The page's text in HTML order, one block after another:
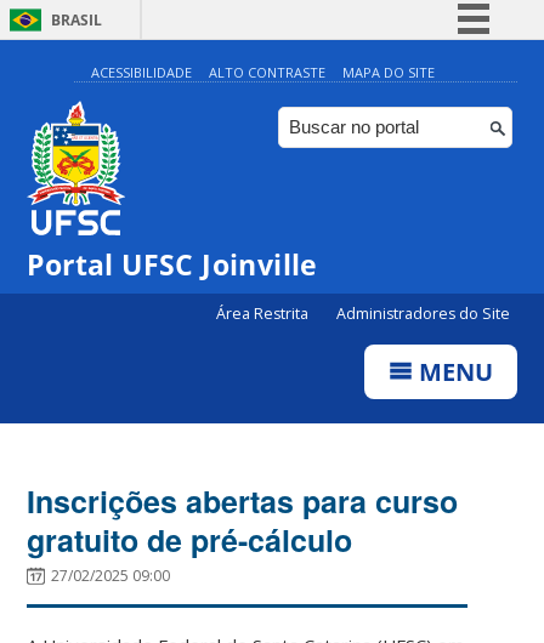
BRASIL
Simplifique!
Comunica BR
Participe
ACESSIBILIDADE ALTO CONTRASTE MAPA DO SITE
Portal UFSC Joinville
Área Restrita Administradores do Site
MENU
Inscrições abertas para curso
gratuito de pré-cálculo
27/02/2025 09:00